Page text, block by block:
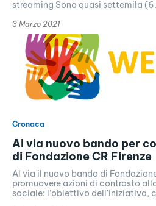
streaming Sono quasi settemila
3 Marzo 2021
Cronaca
Al via nuovo bando per
di Fondazione CR Firenze
Al via il nuovo bando di
promuovere azioni di contrasto
sociale: l’obiettivo dell'iniziativa,